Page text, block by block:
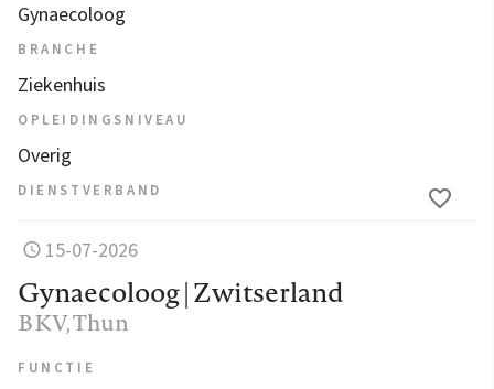
Gynaecoloog
BRANCHE
Ziekenhuis
OPLEIDINGSNIVEAU
Overig
DIENSTVERBAND
15-07-2026
Gynaecoloog | Zwitserland
BKV, Thun
FUNCTIE